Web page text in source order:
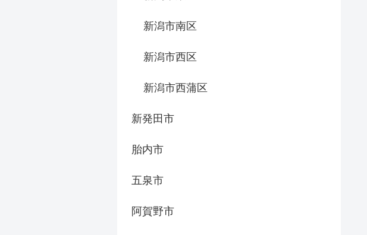
新潟市南区
新潟市西区
新潟市西蒲区
新発田市
胎内市
五泉市
阿賀野市